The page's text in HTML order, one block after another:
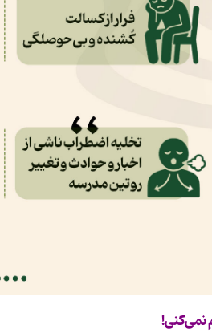
نمی‌کنی!